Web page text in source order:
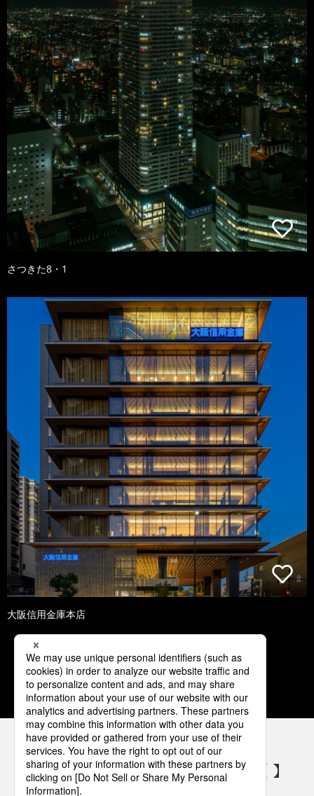
さつきた8・1
大阪信用金庫本店
1 2 3 4 5
パナソニックの電気設備 SNSアカウント